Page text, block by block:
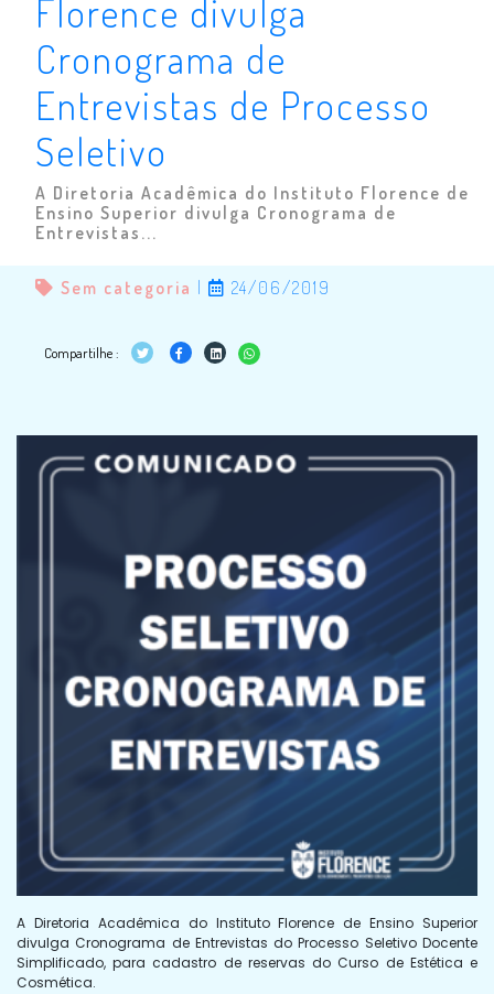
Florence divulga
Cronograma de
Entrevistas de Processo
Seletivo
A Diretoria Acadêmica do Instituto Florence de
Ensino Superior divulga Cronograma de
Entrevistas...
Sem categoria 24/06/2019
Compartilhe :
A Diretoria Acadêmica do Instituto Florence de Ensino Superior
divulga Cronograma de Entrevistas do Processo Seletivo Docente
Simplificado, para cadastro de reservas do Curso de Estética e
Cosmética.